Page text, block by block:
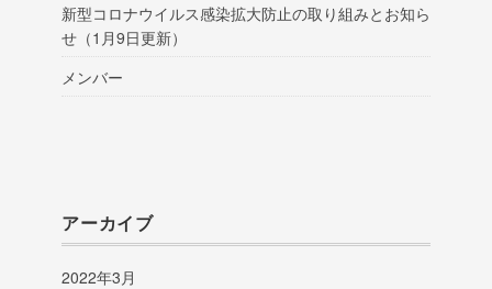
新型コロナウイルス感染拡大防止の取り組みとお知ら
せ（1月9日更新）
メンバー
アーカイブ
2022年3月